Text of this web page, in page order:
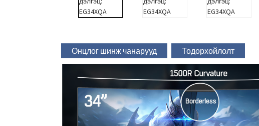
Онцлог шинж чанарууд Тодорхойлолт